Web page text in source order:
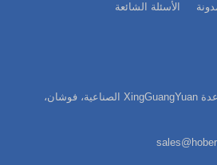
الأسئلة الشائعة
العنوان: مبنى F2، A14، قاعدة XingGuangYuan الصناعية، فوشان،